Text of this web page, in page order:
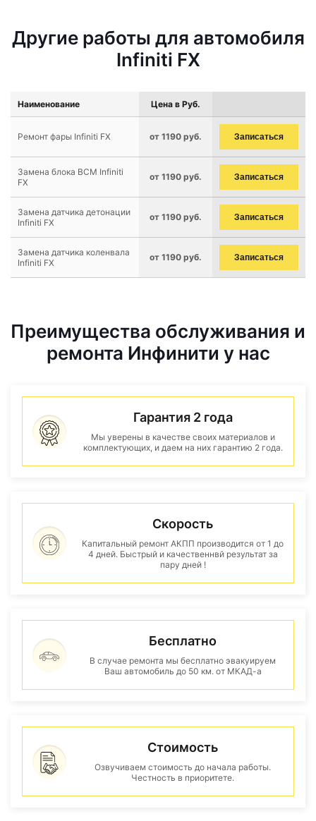
Другие работы для автомобиля
Infiniti FX
Наименование Цена в Руб.
Ремонт фары Infiniti FX от 1190 руб. Записаться
Замена блока BCM Infiniti
FX
от 1190 руб. Записаться
Замена датчика детонации
Infiniti FX
от 1190 руб. Записаться
Замена датчика коленвала
Infiniti FX
от 1190 руб. Записаться
Преимущества обслуживания и
ремонта Инфинити у нас
Гарантия 2 года
Мы уверены в качестве своих материалов и
комплектующих, и даем на них гарантию 2 года.
Скорость
Капитальный ремонт АКПП производится от 1 до
4 дней. Быстрый и качественнвй результат за
пару дней !
Бесплатно
В случае ремонта мы бесплатно эвакуируем
Ваш автомобиль до 50 км. от МКАД-а
Стоимость
Озвучиваем стоимость до начала работы.
Честность в приоритете.